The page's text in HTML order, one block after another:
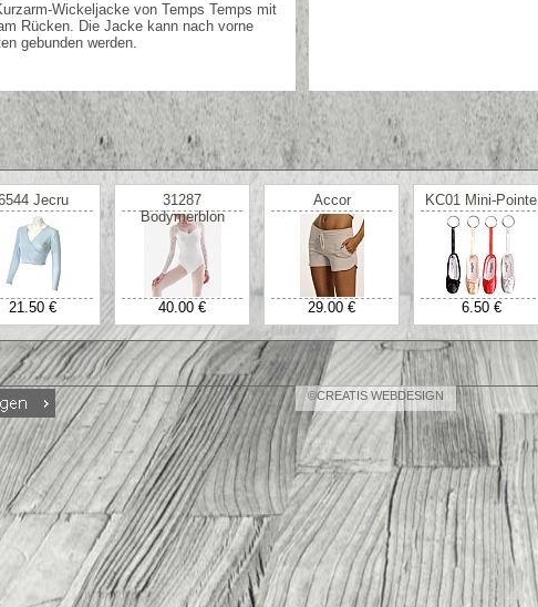
Wickeljacke von Temps Temps mit
Rücken. Die Jacke kann nach vorne
gebunden werden.
Jecru
21.50 €
31287
Bodymerblon
40.00 €
Accor
29.00 €
KC01 Mini-Pointe
6.50 €
©CREATIS WEBDESIGN